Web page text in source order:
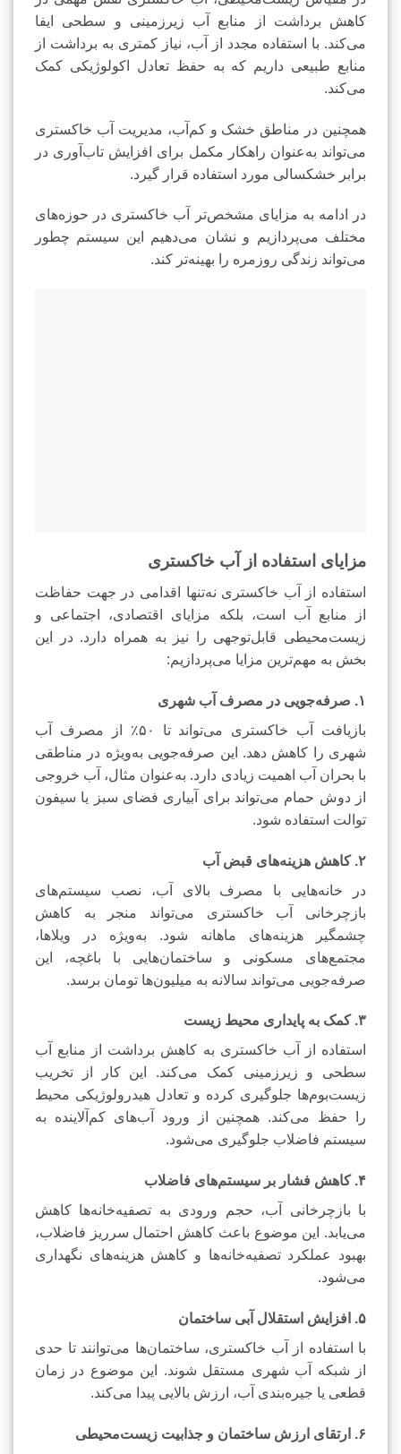
کاهش برداشت از منابع آب زیرزمینی و سطحی ایفا
می‌کند. با استفاده مجدد از آب، نیاز کمتری به برداشت از
منابع طبیعی داریم که به حفظ تعادل اکولوژیکی کمک
می‌کند.
همچنین در مناطق خشک و کم‌آب، مدیریت آب خاکستری
می‌تواند به‌عنوان راهکار مکمل برای افزایش تاب‌آوری در
برابر خشکسالی مورد استفاده قرار گیرد.
در ادامه به مزایای مشخص‌تر آب خاکستری در حوزه‌های
مختلف می‌پردازیم و نشان می‌دهیم این سیستم چطور
می‌تواند زندگی روزمره را بهینه‌تر کند.
مزایای استفاده از آب خاکستری
استفاده از آب خاکستری نه‌تنها اقدامی در جهت حفاظت
از منابع آب است، بلکه مزایای اقتصادی، اجتماعی و
زیست‌محیطی قابل‌توجهی را نیز به همراه دارد. در این
بخش به مهم‌ترین مزایا می‌پردازیم:
۱. صرفه‌جویی در مصرف آب شهری
بازیافت آب خاکستری می‌تواند تا ۵۰٪ از مصرف آب
شهری را کاهش دهد. این صرفه‌جویی به‌ویژه در مناطقی
با بحران آب اهمیت زیادی دارد. به‌عنوان مثال، آب خروجی
از دوش حمام می‌تواند برای آبیاری فضای سبز یا سیفون
توالت استفاده شود.
۲. کاهش هزینه‌های قبض آب
در خانه‌هایی با مصرف بالای آب، نصب سیستم‌های
بازچرخانی آب خاکستری می‌تواند منجر به کاهش
چشمگیر هزینه‌های ماهانه شود. به‌ویژه در ویلاها،
مجتمع‌های مسکونی و ساختمان‌هایی با باغچه، این
صرفه‌جویی می‌تواند سالانه به میلیون‌ها تومان برسد.
۳. کمک به پایداری محیط زیست
استفاده از آب خاکستری به کاهش برداشت از منابع آب
سطحی و زیرزمینی کمک می‌کند. این کار از تخریب
زیست‌بوم‌ها جلوگیری کرده و تعادل هیدرولوژیکی محیط
را حفظ می‌کند. همچنین از ورود آب‌های کم‌آلاینده به
سیستم فاضلاب جلوگیری می‌شود.
۴. کاهش فشار بر سیستم‌های فاضلاب
با بازچرخانی آب، حجم ورودی به تصفیه‌خانه‌ها کاهش
می‌یابد. این موضوع باعث کاهش احتمال سرریز فاضلاب،
بهبود عملکرد تصفیه‌خانه‌ها و کاهش هزینه‌های نگهداری
می‌شود.
۵. افزایش استقلال آبی ساختمان
با استفاده از آب خاکستری، ساختمان‌ها می‌توانند تا حدی
از شبکه آب شهری مستقل شوند. این موضوع در زمان
قطعی یا جیره‌بندی آب، ارزش بالایی پیدا می‌کند.
۶. ارتقای ارزش ساختمان و جذابیت زیست‌محیطی